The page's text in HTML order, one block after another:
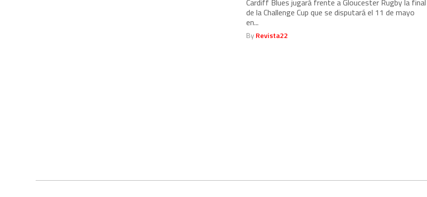
Cardiff Blues jugará frente a Gloucester Rugby la final
de la Challenge Cup que se disputará el 11 de mayo
en...
ByRevista22